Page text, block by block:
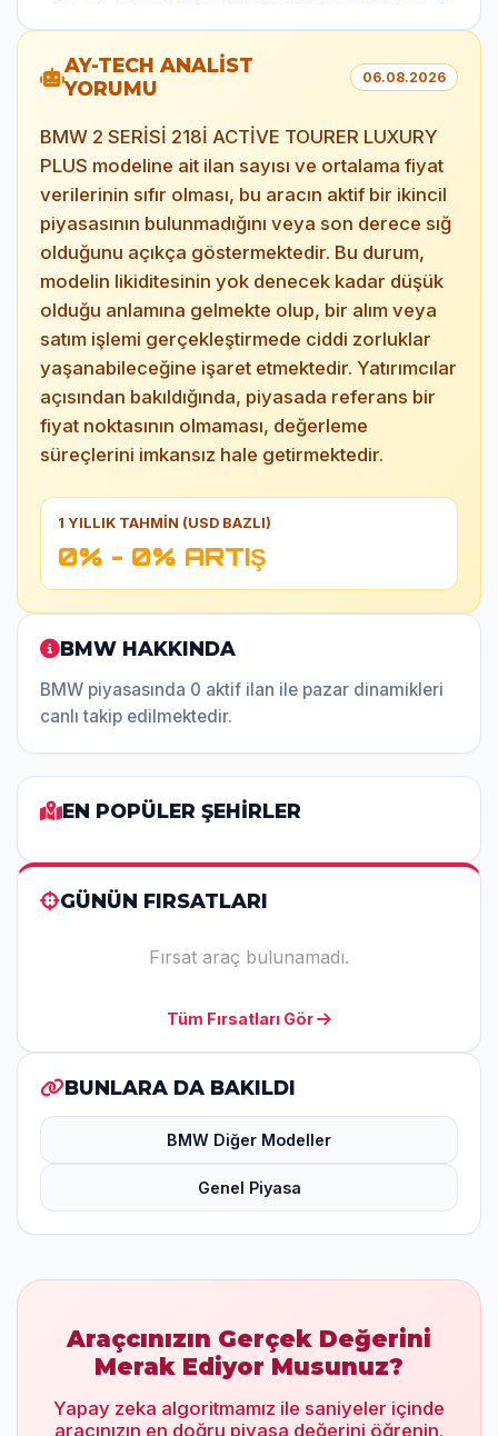
AY-TECH ANALİST
YORUMU
06.08.2026
BMW 2 SERİSİ 218İ ACTİVE TOURER LUXURY
PLUS modeline ait ilan sayısı ve ortalama fiyat
verilerinin sıfır olması, bu aracın aktif bir ikincil
piyasasının bulunmadığını veya son derece sığ
olduğunu açıkça göstermektedir. Bu durum,
modelin likiditesinin yok denecek kadar düşük
olduğu anlamına gelmekte olup, bir alım veya
satım işlemi gerçekleştirmede ciddi zorluklar
yaşanabileceğine işaret etmektedir. Yatırımcılar
açısından bakıldığında, piyasada referans bir
fiyat noktasının olmaması, değerleme
süreçlerini imkansız hale getirmektedir.
1 YILLIK TAHMİN (USD BAZLI)
0% - 0% ARTIŞ
BMW HAKKINDA
BMW piyasasında 0 aktif ilan ile pazar dinamikleri
canlı takip edilmektedir.
EN POPÜLER ŞEHİRLER
GÜNÜN FIRSATLARI
Fırsat araç bulunamadı.
Tüm Fırsatları Gör
BUNLARA DA BAKILDI
BMW Diğer Modeller
Genel Piyasa
Araçcınızın Gerçek Değerini
Merak Ediyor Musunuz?
Yapay zeka algoritmamız ile saniyeler içinde
aracınızın en doğru piyasa değerini öğrenin.